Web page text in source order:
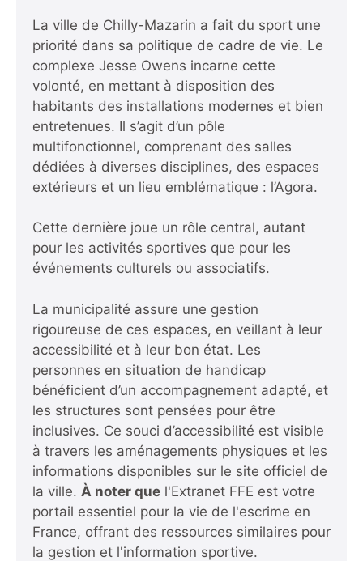
La ville de Chilly-Mazarin a fait du sport une
priorité dans sa politique de cadre de vie. Le
complexe Jesse Owens incarne cette
volonté, en mettant à disposition des
habitants des installations modernes et bien
entretenues. Il s’agit d’un pôle
multifonctionnel, comprenant des salles
dédiées à diverses disciplines, des espaces
extérieurs et un lieu emblématique : l’Agora.
Cette dernière joue un rôle central, autant
pour les activités sportives que pour les
événements culturels ou associatifs.
La municipalité assure une gestion
rigoureuse de ces espaces, en veillant à leur
accessibilité et à leur bon état. Les
personnes en situation de handicap
bénéficient d’un accompagnement adapté, et
les structures sont pensées pour être
inclusives. Ce souci d’accessibilité est visible
à travers les aménagements physiques et les
informations disponibles sur le site officiel de
la ville. À noter que l'Extranet FFE est votre
portail essentiel pour la vie de l'escrime en
France, offrant des ressources similaires pour
la gestion et l'information sportive.